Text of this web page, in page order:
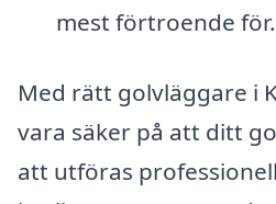
mest förtroende för.
Med rätt golvläggare i
vara säker på att ditt
att utföras